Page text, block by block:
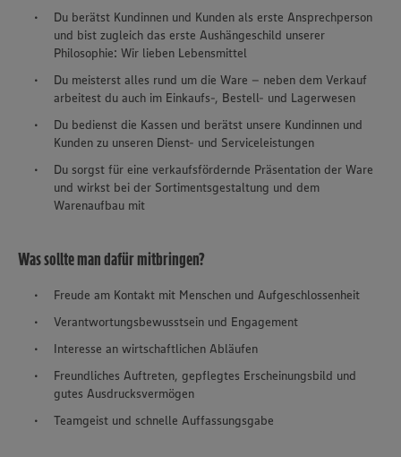
Du berätst Kundinnen und Kunden als erste Ansprechperson
und bist zugleich das erste Aushängeschild unserer
Philosophie: Wir lieben Lebensmittel
Du meisterst alles rund um die Ware – neben dem Verkauf
arbeitest du auch im Einkaufs-, Bestell- und Lagerwesen
Du bedienst die Kassen und berätst unsere Kundinnen und
Kunden zu unseren Dienst- und Serviceleistungen
Du sorgst für eine verkaufsfördernde Präsentation der Ware
und wirkst bei der Sortimentsgestaltung und dem
Warenaufbau mit
Was sollte man dafür mitbringen?
Freude am Kontakt mit Menschen und Aufgeschlossenheit
Verantwortungsbewusstsein und Engagement
Interesse an wirtschaftlichen Abläufen
Freundliches Auftreten, gepflegtes Erscheinungsbild und
gutes Ausdrucksvermögen
Teamgeist und schnelle Auffassungsgabe